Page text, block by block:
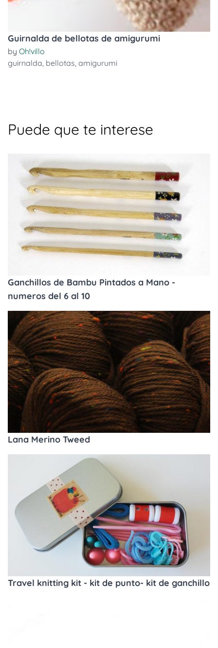
Guirnalda de bellotas de amigurumi
by Oh!villo
guirnalda, bellotas, amigurumi
Puede que te interese
Ganchillos de Bambu Pintados a Mano -
numeros del 6 al 10
Lana Merino Tweed
Travel knitting kit - kit de punto- kit de ganchillo